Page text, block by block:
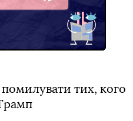
тих, кого